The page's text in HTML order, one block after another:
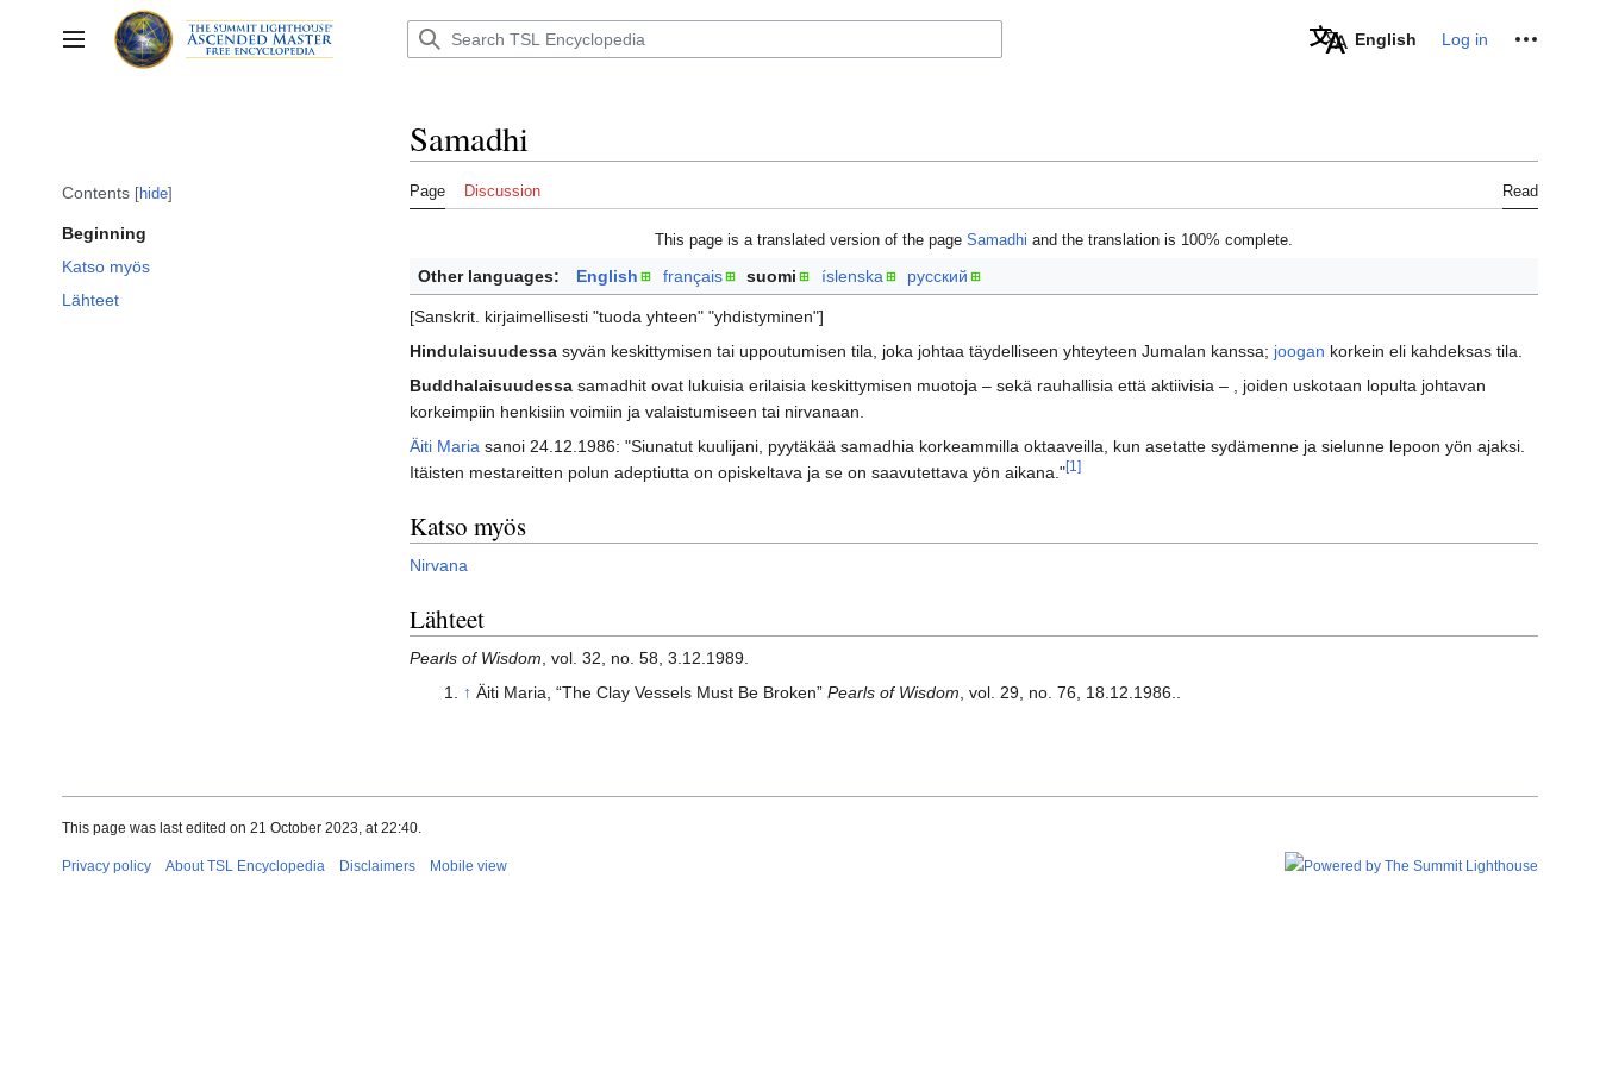
to
content
Toggle sidebar English Log in Personal tools
Contents hide
Beginning
Katso myös
Lähteet
Samadhi
Page Discussion Read
This page is a translated version of the page Samadhi and the translation is 100% complete.
Other languages: English français suomi íslenska русский
[Sanskrit. kirjaimellisesti "tuoda yhteen" "yhdistyminen"]
Hindulaisuudessa syvän keskittymisen tai uppoutumisen tila, joka johtaa täydelliseen yhteyteen Jumalan kanssa; joogan korkein eli kahdeksas tila.
Buddhalaisuudessa samadhit ovat lukuisia erilaisia keskittymisen muotoja – sekä rauhallisia että aktiivisia – , joiden uskotaan lopulta johtavan
korkeimpiin henkisiin voimiin ja valaistumiseen tai nirvanaan.
Äiti Maria sanoi 24.12.1986: "Siunatut kuulijani, pyytäkää samadhia korkeammilla oktaaveilla, kun asetatte sydämenne ja sielunne lepoon yön ajaksi.
Itäisten mestareitten polun adeptiutta on opiskeltava ja se on saavutettava yön aikana."[1]
Katso myös
Nirvana
Lähteet
Pearls of Wisdom, vol. 32, no. 58, 3.12.1989.
↑ Äiti Maria, “The Clay Vessels Must Be Broken” Pearls of Wisdom, vol. 29, no. 76, 18.12.1986..
This page was last edited on 21 October 2023, at 22:40.
Privacy policy About TSL Encyclopedia Disclaimers Mobile view